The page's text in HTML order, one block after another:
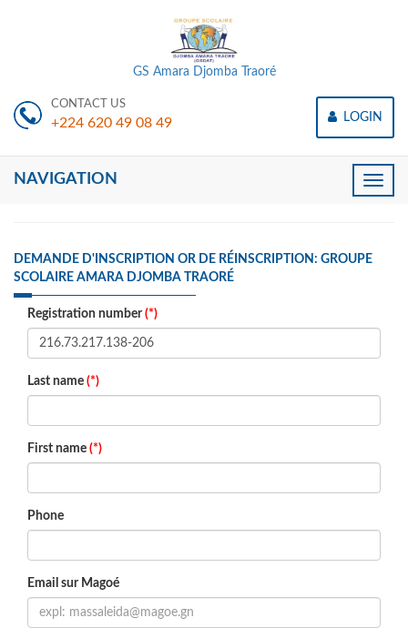
GS Amara Djomba Traoré
CONTACT US
+224 620 49 08 49 LOGIN
Toggle
NAVIGATION
DEMANDE D'INSCRIPTION OR DE RÉINSCRIPTION: GROUPE
SCOLAIRE AMARA DJOMBA TRAORÉ
Registration number(*)
Last name (*)
First name (*)
Phone
Email sur Magoé